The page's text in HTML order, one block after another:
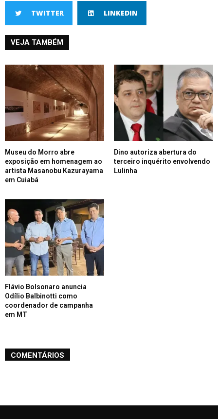
TWITTER LINKEDIN
VEJA TAMBÉM
Museu do Morro abre
exposição em homenagem ao
artista Masanobu Kazurayama
em Cuiabá
Dino autoriza abertura do
terceiro inquérito envolvendo
Lulinha
Flávio Bolsonaro anuncia
Odílio Balbinotti como
coordenador de campanha
em MT
COMENTÁRIOS